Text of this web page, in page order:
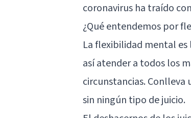
coronavirus ha traído
¿Qué entendemos por
La flexibilidad mental
así atender a todos los
circunstancias.
sin ningún tipo de juicio.